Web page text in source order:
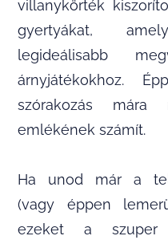
villanykörték
gyertyákat,
legideálisabb
árnyjátékokhoz.
szórakozás
emlékének számít.
Ha unod már a
(vagy éppen
ezeket a szuper